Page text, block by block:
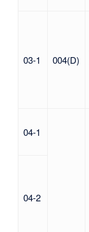
03-1 004(D)
04-1
04-2